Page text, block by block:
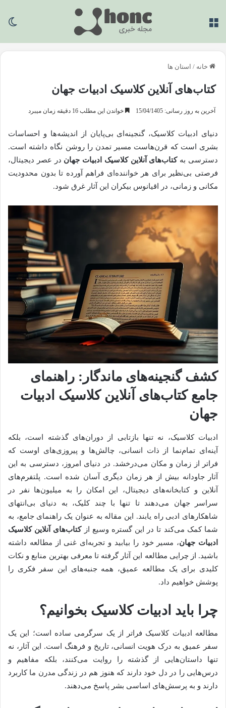
خانه / استان ها
کتاب‌های آنلاین کلاسیک ادبیات جهان
آخرین به روز رسانی: 15/04/1405 خواندن این مطلب 16 دقیقه زمان میبرد
دنیای ادبیات کلاسیک، گنجینه‌ای بی‌پایان از اندیشه‌ها و احساسات
بشری است که قرن‌هاست مسیر تمدن را روشن نگاه داشته است.
دسترسی بهکتاب‌های آنلاین کلاسیک ادبیات جهان در عصر دیجیتال،
فرصتی بی‌نظیر برای هر خواننده‌ای فراهم آورده تا بدون محدودیت
مکانی و زمانی، در اقیانوس بیکران این آثار غرق شود.
کشف گنجینه‌های ماندگار: راهنمای
جامع کتاب‌های آنلاین کلاسیک ادبیات
جهان
ادبیات کلاسیک، نه تنها بازتابی از دوران‌های گذشته است، بلکه
آینه‌ای تمام‌نما از ذات انسانی، چالش‌ها و پیروزی‌های اوست که
فراتر از زمان و مکان می‌درخشد. در دنیای امروز، دسترسی به این
آثار جاودانه بیش از هر زمان دیگری آسان شده است. پلتفرم‌های
آنلاین و کتابخانه‌های دیجیتال، این امکان را به میلیون‌ها نفر در
سراسر جهان می‌دهند تا تنها با چند کلیک، به دنیای بی‌انتهای
شاهکارهای ادبی راه یابند. این مقاله به عنوان یک راهنمای جامع، به
شما کمک می‌کند تا در این گستره وسیع ازکتاب‌های آنلاین کلاسیک
ادبیات جهان، مسیر خود را بیابید و تجربه‌ای غنی از مطالعه داشته
باشید. از چرایی مطالعه این آثار گرفته تا معرفی بهترین منابع و نکات
کلیدی برای یک مطالعه عمیق، همه جنبه‌های این سفر فکری را
پوشش خواهیم داد.
چرا باید ادبیات کلاسیک بخوانیم؟
مطالعه ادبیات کلاسیک فراتر از یک سرگرمی ساده است؛ این یک
سفر عمیق به درک هویت انسانی، تاریخ و فرهنگ است. این آثار، نه
تنها داستان‌هایی از گذشته را روایت می‌کنند، بلکه مفاهیم و
درس‌هایی را در دل خود دارند که هنوز هم در زندگی مدرن ما کاربرد
دارند و به پرسش‌های اساسی بشر پاسخ می‌دهند.